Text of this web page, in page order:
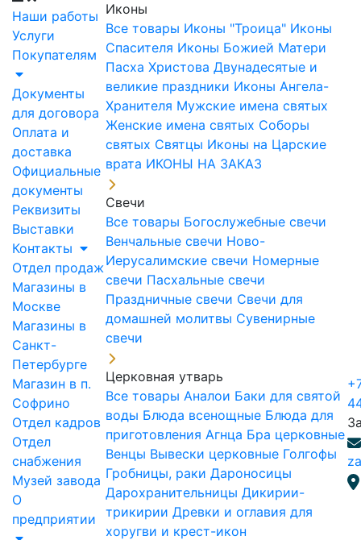
Наши работы
Услуги
Покупателям
Документы
для договора
Оплата и
доставка
Официальные
документы
Реквизиты
Выставки
Контакты
Отдел продаж
Магазины в
Москве
Магазины в
Санкт-
Петербурге
Магазин в п.
Софрино
Отдел кадров
Отдел
снабжения
Музей завода
О
предприятии
Иконы
Все товары Иконы "Троица" Иконы
Спасителя Иконы Божией Матери
Пасха Христова Двунадесятые и
великие праздники Иконы Ангела-
Хранителя Мужские имена святых
Женские имена святых Соборы
святых Святцы Иконы на Царские
врата ИКОНЫ НА ЗАКАЗ
Свечи
Все товары Богослужебные свечи
Венчальные свечи Ново-
Иерусалимские свечи Номерные
свечи Пасхальные свечи
Праздничные свечи Свечи для
домашней молитвы Сувенирные
свечи
Церковная утварь
Все товары Аналои Баки для святой
воды Блюда всенощные Блюда для
приготовления Агнца Бра церковные
Венцы Вывески церковные Голгофы
Гробницы, раки Дароносицы
Дарохранительницы Дикирии-
трикирии Древки и оглавия для
хоругви и крест-икон